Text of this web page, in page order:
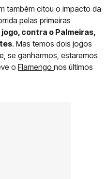
também citou o impacto da
pelas primeiras
jogo, contra o Palmeiras,
. Mas temos dois jogos
se ganharmos, estaremos
o Flamengo nos últimos